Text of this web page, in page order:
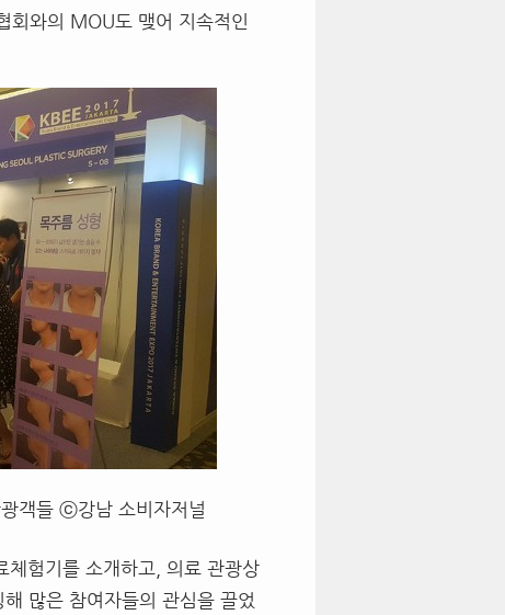
회와의 MOU도 맺어 지속적인
객들 ⓒ강남 소비자저널
체험기를 소개하고
의료 관광상
많은 참여자들의 관심을 끌었